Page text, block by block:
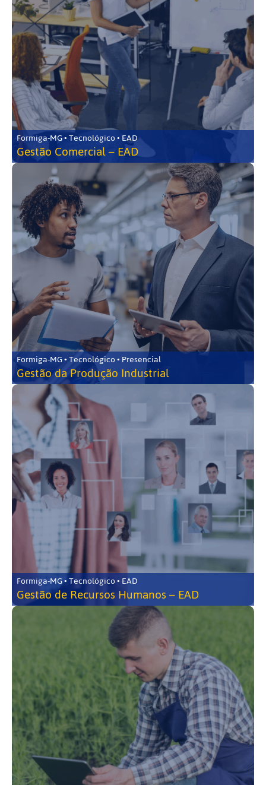
Formiga-MG • Tecnológico • EAD
Gestão Comercial – EAD
Formiga-MG • Tecnológico • Presencial
Gestão da Produção Industrial
Formiga-MG • Tecnológico • EAD
Gestão de Recursos Humanos – EAD